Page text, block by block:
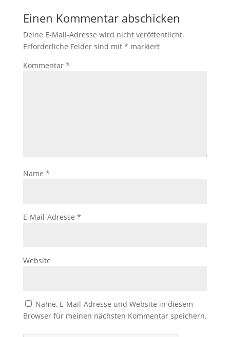
Einen Kommentar abschicken
Deine E-Mail-Adresse wird nicht veröffentlicht.
Erforderliche Felder sind mit * markiert
Kommentar *
Name *
E-Mail-Adresse *
Website
Name, E-Mail-Adresse und Website in diesem
Browser für meinen nächsten Kommentar speichern.